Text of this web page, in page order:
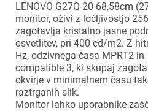
LENOVO G27Q-20 68,58cm
monitor, oživi z ločljivostjo
zagotavlja kristalno jasne
osvetlitev, pri 400 cd/m2. Z
Hz, odzivnega časa MPRT2 in
compatible 3, ki skupaj
okvirje v minimalnem času
raztrganih slik.
Monitor lahko uporabnike